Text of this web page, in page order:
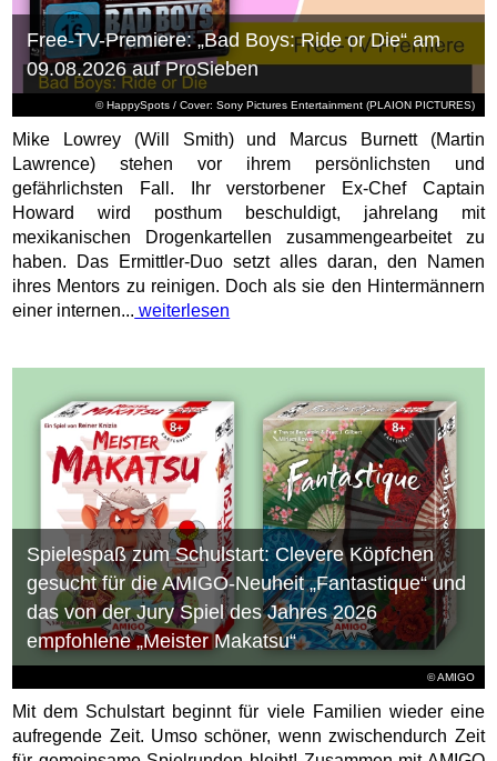
© HappySpots / Cover: Sony Pictures Entertainment (PLAION PICTURES)
Free-TV-Premiere: „Bad Boys: Ride or Die“ am
09.08.2026 auf ProSieben
Mike Lowrey (Will Smith) und Marcus Burnett (Martin
Lawrence) stehen vor ihrem persönlichsten und
gefährlichsten Fall. Ihr verstorbener Ex-Chef Captain
Howard wird posthum beschuldigt, jahrelang mit
mexikanischen Drogenkartellen zusammengearbeitet zu
haben. Das Ermittler-Duo setzt alles daran, den Namen
ihres Mentors zu reinigen. Doch als sie den Hintermännern
einer internen... weiterlesen
© AMIGO
Spielespaß zum Schulstart: Clevere Köpfchen
gesucht für die AMIGO-Neuheit „Fantastique“ und
das von der Jury Spiel des Jahres 2026
empfohlene „Meister Makatsu“
Mit dem Schulstart beginnt für viele Familien wieder eine
aufregende Zeit. Umso schöner, wenn zwischendurch Zeit